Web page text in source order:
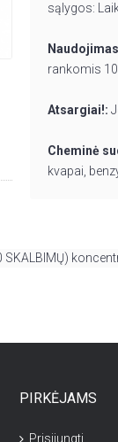
sąlygos:
rankomis 10
Atsargiai!:
Cheminė
kvapai,
PIRKĖJAMS
Prisijungti